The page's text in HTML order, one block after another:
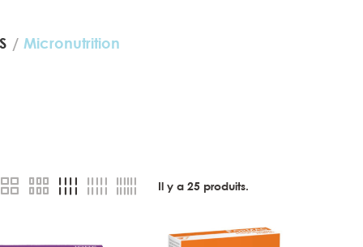
Micronutrition
Il y a 25 produits.